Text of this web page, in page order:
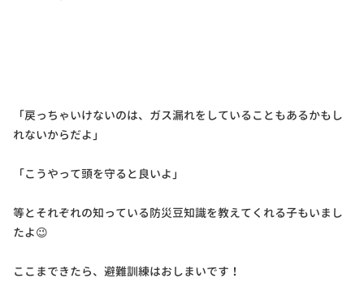
「戻っちゃいけないのは、ガス漏れをしていることもあるかもし
れないからだよ」
「こうやって頭を守ると良いよ」
等とそれぞれの知っている防災豆知識を教えてくれる子もいまし
たよ😉
ここまできたら、避難訓練はおしまいです！